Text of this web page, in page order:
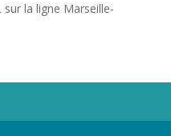
la ligne Marseille-
Lot-et-Garonne. Voir